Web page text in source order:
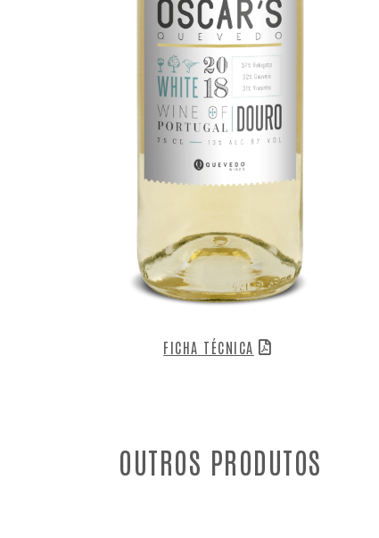
FICHA TÉCNICA
OUTROS PRODUTOS